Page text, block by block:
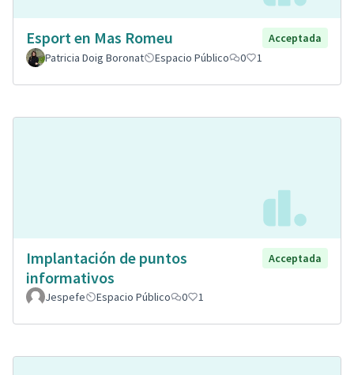
Esport en Mas Romeu
Acceptada
Patricia Doig Boronat
Espacio Público 0 1
Implantación de puntos
informativos
Acceptada
Jespefe Espacio Público 0 1